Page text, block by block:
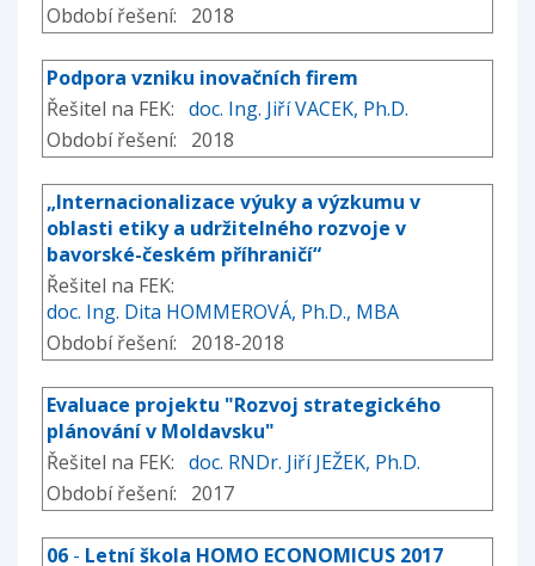
Období řešení: 2018
Podpora vzniku inovačních firem
Řešitel na FEK: doc. Ing. Jiří VACEK, Ph.D.
Období řešení: 2018
„Internacionalizace výuky a výzkumu v
oblasti etiky a udržitelného rozvoje v
bavorské-českém příhraničí“
Řešitel na FEK:
doc. Ing. Dita HOMMEROVÁ, Ph.D., MBA
Období řešení: 2018-2018
Evaluace projektu "Rozvoj strategického
plánování v Moldavsku"
Řešitel na FEK: doc. RNDr. Jiří JEŽEK, Ph.D.
Období řešení: 2017
06 - Letní škola HOMO ECONOMICUS 2017